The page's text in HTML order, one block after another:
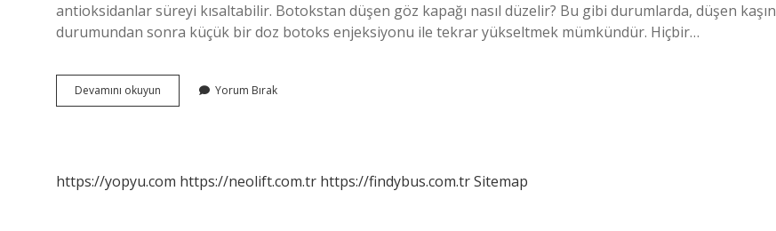
antioksidanlar süreyi kısaltabilir. Botokstan düşen göz kapağı nasıl düzelir? Bu gibi durumlarda, düşen kaşın
durumundan sonra küçük bir doz botoks enjeksiyonu ile tekrar yükseltmek mümkündür. Hiçbir…
Devamını okuyun
Yapılan
Yorum Bırak
https://yopyu.com https://neolift.com.tr https://findybus.com.trSitemap